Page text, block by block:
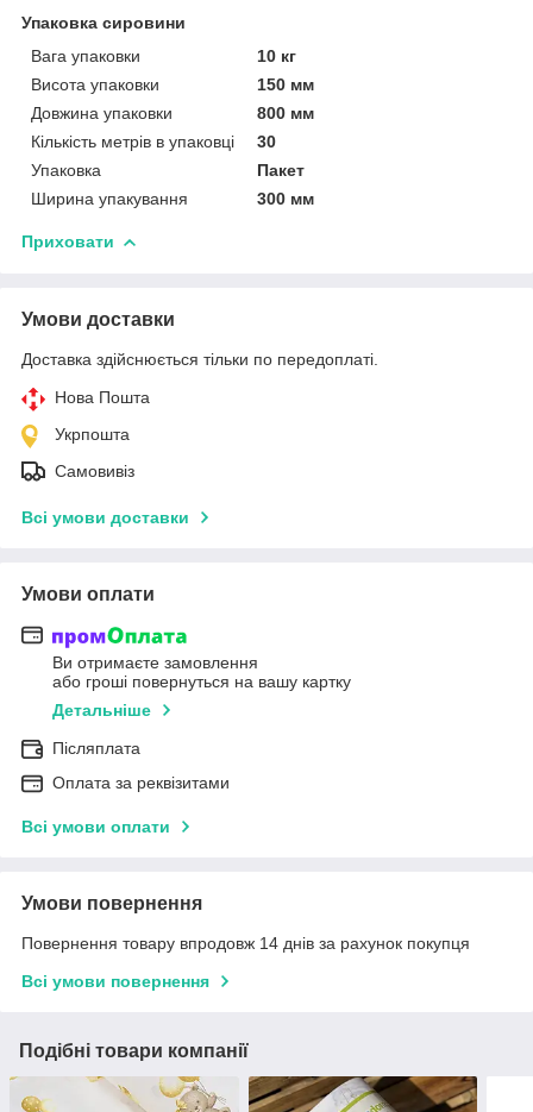
Упаковка сировини
Вага упаковки
10 кг
Висота упаковки
150 мм
Довжина упаковки
800 мм
Кількість метрів в упаковці
30
Упаковка
Пакет
Ширина упакування
300 мм
Приховати
Умови доставки
Доставка здійснюється тільки по передоплаті.
Нова Пошта
Укрпошта
Самовивіз
Всі умови доставки
Умови оплати
Ви отримаєте замовлення
або гроші повернуться на вашу картку
Детальніше
Післяплата
Оплата за реквізитами
Всі умови оплати
Умови повернення
Повернення товару впродовж 14 днів за рахунок покупця
Всі умови повернення
Подібні товари компанії